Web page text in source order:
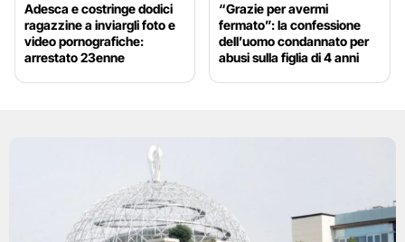
Adesca e costringe dodici
ragazzine a inviargli foto e
video pornografiche:
arrestato 23enne
“Grazie per avermi
fermato”: la confessione
dell’uomo condannato per
abusi sulla figlia di 4 anni